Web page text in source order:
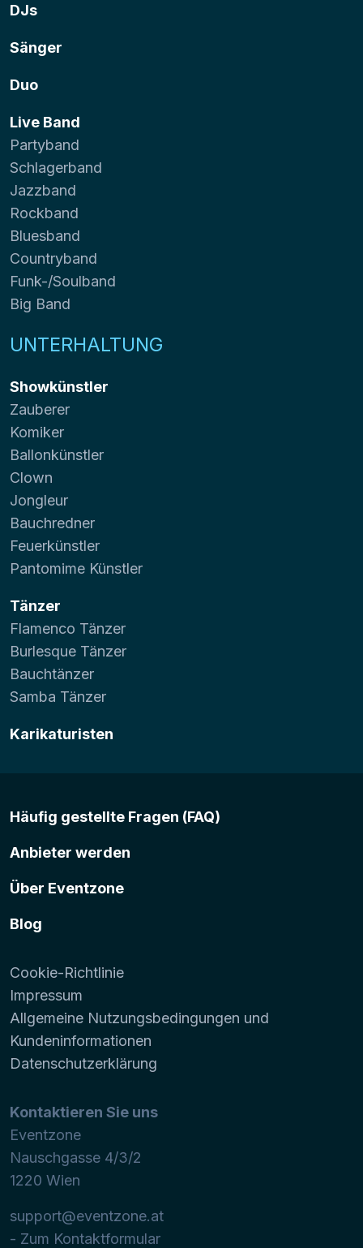
DJs
Sänger
Duo
Live Band
Partyband
Schlagerband
Jazzband
Rockband
Bluesband
Countryband
Funk-/Soulband
Big Band
UNTERHALTUNG
Showkünstler
Zauberer
Komiker
Ballonkünstler
Clown
Jongleur
Bauchredner
Feuerkünstler
Pantomime Künstler
Tänzer
Flamenco Tänzer
Burlesque Tänzer
Bauchtänzer
Samba Tänzer
Karikaturisten
Häufig gestellte Fragen (FAQ)
Anbieter werden
Über Eventzone
Blog
Cookie-Richtlinie
Impressum
Allgemeine Nutzungsbedingungen und
Kundeninformationen
Datenschutzerklärung
Kontaktieren Sie uns
Eventzone
Nauschgasse 4/3/2
1220 Wien
support@eventzone.at
- Zum Kontaktformular